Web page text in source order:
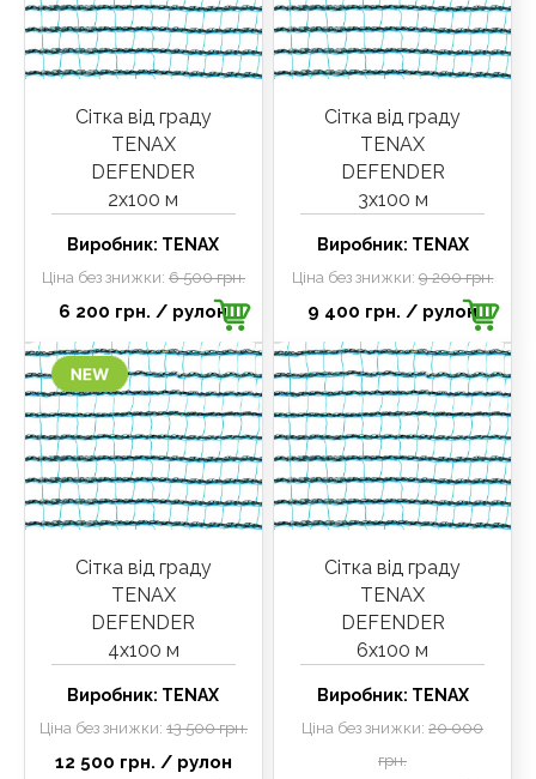
Сітка від граду
TENAX
DEFENDER
2х100 м
Виробник: TENAX
Ціна без знижки: 6 500 грн.
6 200 грн. / рулон
Сітка від граду
TENAX
DEFENDER
3х100 м
Виробник: TENAX
Ціна без знижки:9 200 грн.
9 400 грн. / рулон
Сітка від граду
TENAX
DEFENDER
4х100 м
Виробник: TENAX
Ціна без знижки: 13 500 грн.
12 500 грн. / рулон
Сітка від граду
TENAX
DEFENDER
6х100 м
Виробник: TENAX
Ціна без знижки:20 000
грн.